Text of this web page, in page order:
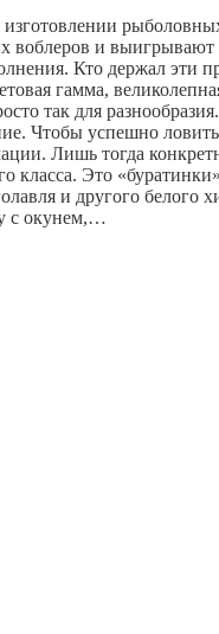
изготовлении
воблеров и
Кто держал эти
гамма,
так для
Чтобы успешно
Лишь тогда
Это
и другого белого
с окунем,…